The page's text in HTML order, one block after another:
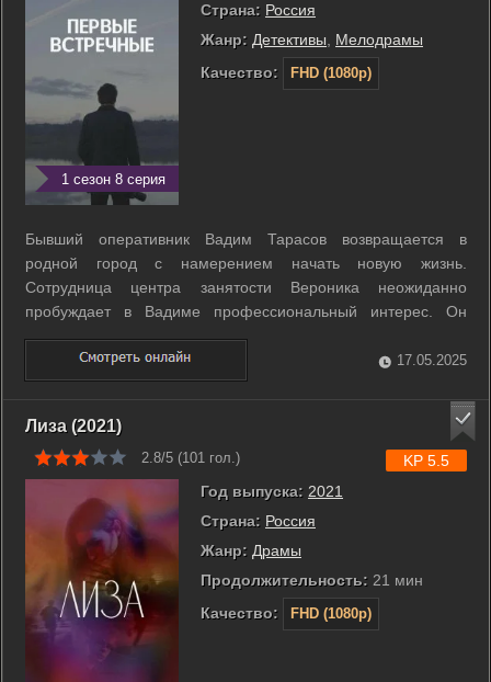
1 сезон 8 серия
Страна: Россия
Жанр: Детективы
Мелодрамы
Качество:
FHD (1080p)
Бывший оперативник Вадим Тарасов возвращается в
родной город с намерением начать новую жизнь.
Сотрудница центра занятости Вероника неожиданно
пробуждает в Вадиме профессиональный интерес. Он
уверен, что закрытая, потухшая женщина скрывает от всех
какую-то тайну. Вадим начинает собственное
расследование. В результате его вмешательства в беду ...
17.05.2025
Лиза (2021)
2.8/5 (101 гол.)
Год выпуска: 2021
Страна: Россия
Жанр: Драмы
Продолжительность: 21 мин
Качество:
FHD (1080p)
KP 5.5